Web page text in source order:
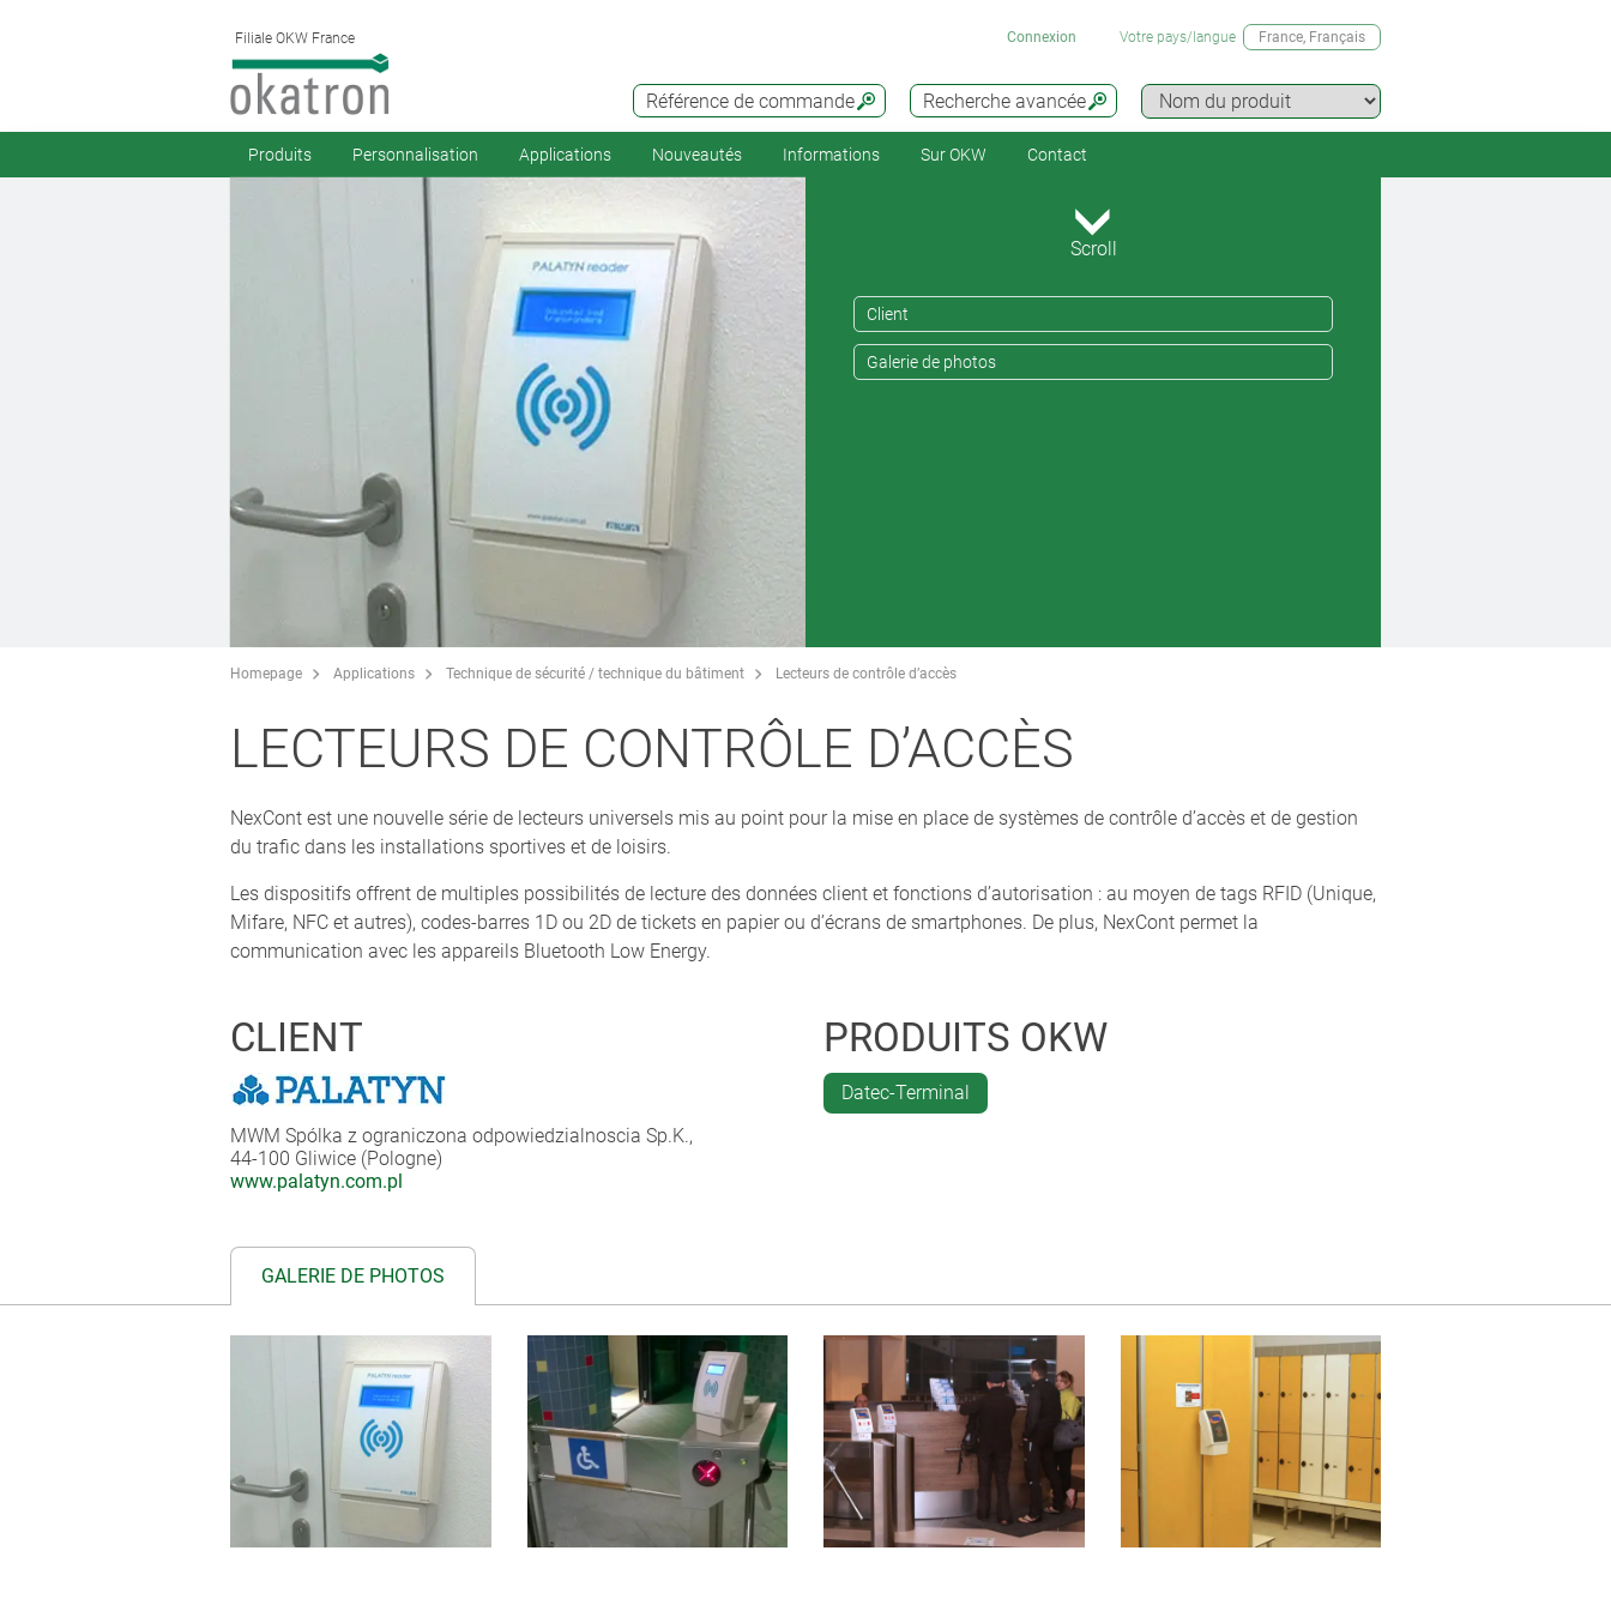
Filiale OKW France
Recherche avancée
Référence de commande
Connexion Votre pays/langue France, Français
Produits Personnalisation Applications Nouveautés Informations Sur OKW Contact
Scroll
Client
Galerie de photos
Homepage Applications Technique de sécurité / technique du bâtiment Lecteurs de contrôle d’accès
LECTEURS DE CONTRÔLE D’ACCÈS
NexCont est une nouvelle série de lecteurs universels mis au point pour la mise en place de systèmes de contrôle d’accès et de gestion
du trafic dans les installations sportives et de loisirs.
Les dispositifs offrent de multiples possibilités de lecture des données client et fonctions d’autorisation : au moyen de tags RFID (Unique,
Mifare, NFC et autres), codes-barres 1D ou 2D de tickets en papier ou d’écrans de smartphones. De plus, NexCont permet la
communication avec les appareils Bluetooth Low Energy.
CLIENT
MWM Spólka z ograniczona odpowiedzialnoscia Sp.K.,
44-100 Gliwice (Pologne)
www.palatyn.com.pl
PRODUITS OKW
Datec-Terminal
GALERIE DE PHOTOS